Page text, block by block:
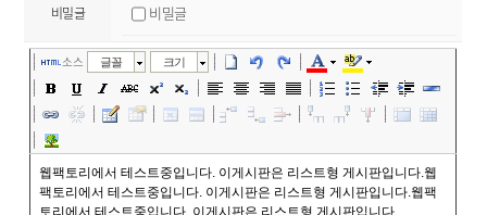
비밀글 비밀글
소스 글꼴 크기